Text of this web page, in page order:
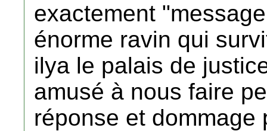
exactement
énorme ravin qui
ilya le palais de
amusé à nous faire
réponse et dommage